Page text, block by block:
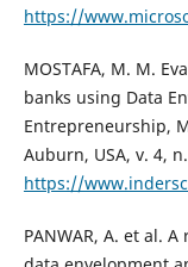
https://
MOSTAFA, M. M.
banks using Data
Entrepreneurship,
Auburn, USA, v. 4,
https://
PANWAR, A. et al.